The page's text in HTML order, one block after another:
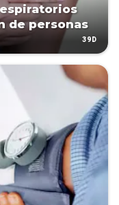
de personas
39D